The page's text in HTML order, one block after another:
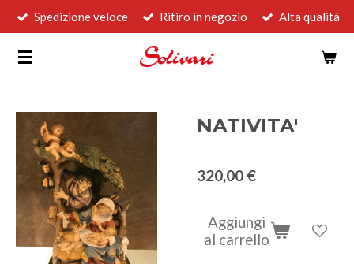
Vai
contenuto
Spedizione veloce Ritiro in negozio Alta qualità
NATIVITA'
320,00 €
Aggiungi
al carrello